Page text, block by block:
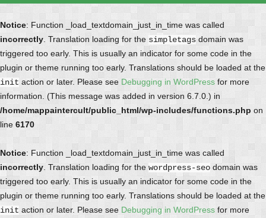
Notice: Function _load_textdomain_just_in_time was called
incorrectly . Translation loading for the simpletags domain was
triggered too early. This is usually an indicator for some code in the
plugin or theme running too early. Translations should be loaded at the
init action or later. Please see Debugging in WordPress for more
information. (This message was added in version 6.7.0.) in
/home/mappaintercult/public_html/wp-includes/functions.php on
line 6170
Notice: Function _load_textdomain_just_in_time was called
incorrectly . Translation loading for the wordpress-seo domain was
triggered too early. This is usually an indicator for some code in the
plugin or theme running too early. Translations should be loaded at the
init action or later. Please see Debugging in WordPress for more